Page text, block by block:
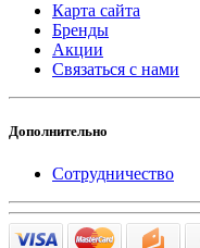
Карта сайта
Бренды
Акции
Связаться с нами
Дополнительно
Сотрудничество